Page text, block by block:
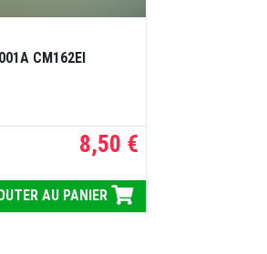
CM162EI
8,50 €
AU PANIER